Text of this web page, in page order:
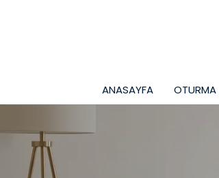
ANASAYFA OTURMA